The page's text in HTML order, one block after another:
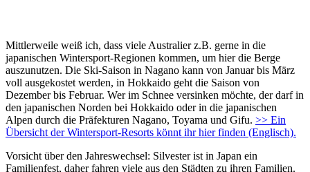
Mittlerweile weiß ich, dass viele Australier z.B. gerne in die
japanischen Wintersport-Regionen kommen, um hier die Berge
auszunutzen. Die Ski-Saison in Nagano kann von Januar bis März
voll ausgekostet werden, in Hokkaido geht die Saison von
Dezember bis Februar. Wer im Schnee versinken möchte, der darf in
den japanischen Norden bei Hokkaido oder in die japanischen
Alpen durch die Präfekturen Nagano, Toyama und Gifu. >> Ein
Übersicht der Wintersport-Resorts könnt ihr hier finden (Englisch).
Vorsicht über den Jahreswechsel: Silvester ist in Japan ein
Familienfest, daher fahren viele aus den Städten zu ihren Familien.